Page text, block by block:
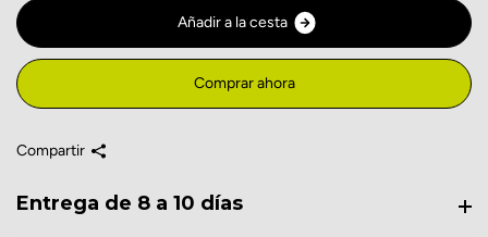
Añadir a la cesta
Comprar ahora
Compartir
Entrega de 8 a 10 días